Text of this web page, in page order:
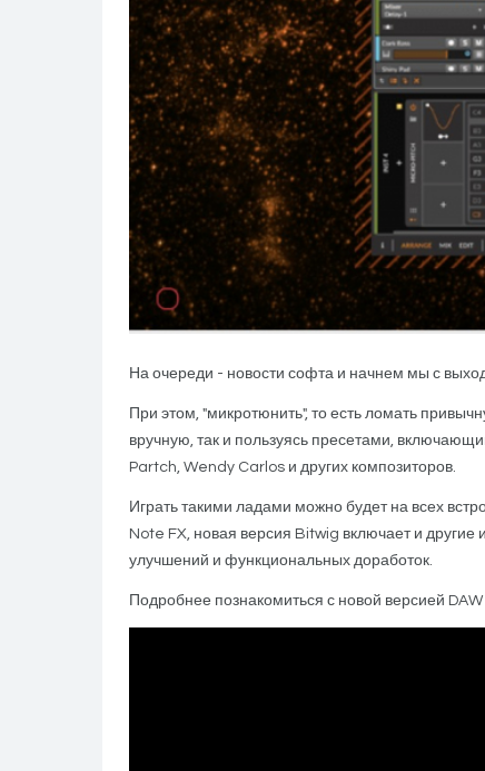
На очереди - новости софта и начнем мы с
При этом, "микротюнить", то есть ломать
вручную, так и пользуясь пресетами,
Partch, Wendy Carlos и других композиторов.
Играть такими ладами можно будет на всех
Note FX, новая версия Bitwig включает и
улучшений и функциональных доработок.
Подробнее познакомиться с новой версией